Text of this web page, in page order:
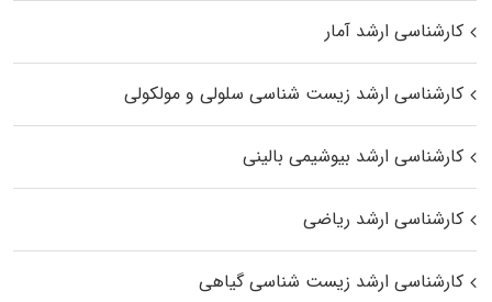
کارشناسی ارشد آمار
کارشناسی ارشد زیست شناسی سلولی و مولکولی
کارشناسی ارشد بیوشیمی بالینی
کارشناسی ارشد ریاضی
کارشناسی ارشد زیست‌ شناسی گیاهی